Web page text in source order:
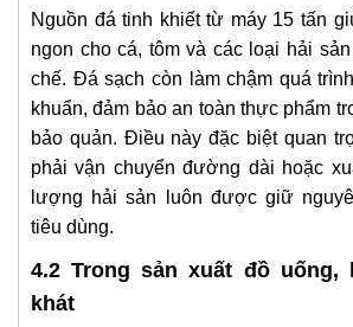
Nguồn đá tinh khiết từ máy 15 tấn
ngon cho cá, tôm và các loại hải
chế. Đá sạch còn làm chậm quá
khuẩn, đảm bảo an toàn thực phẩm
bảo quản. Điều này đặc biệt quan
phải vận chuyển đường dài hoặc
lượng hải sản luôn được giữ
tiêu dùng.
4.2 Trong sản xuất đồ uống,
khát